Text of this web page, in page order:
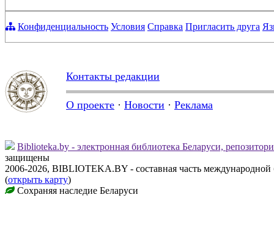
Конфиденциальность Условия Справка Пригласить друга
Контакты редакции
О проекте · Новости · Реклама
Biblioteka.by - электронная библиотека Беларуси,
защищены
2006-2026, BIBLIOTEKA.BY - составная часть
(открыть карту)
Сохраняя наследие Беларуси